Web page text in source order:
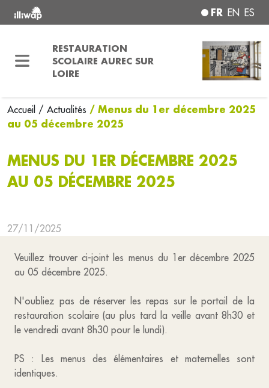
FR EN ES
RESTAURATION
SCOLAIRE AUREC SUR
LOIRE
Accueil / Actualités / Menus du 1er décembre 2025
au 05 décembre 2025
MENUS DU 1ER DÉCEMBRE 2025
AU 05 DÉCEMBRE 2025
27/11/2025
Veuillez trouver ci-joint les menus du 1er décembre 2025
au 05 décembre 2025.
N'oubliez pas de réserver les repas sur le portail de la
restauration scolaire (au plus tard la veille avant 8h30 et
le vendredi avant 8h30 pour le lundi).
PS : Les menus des élémentaires et maternelles sont
identiques.